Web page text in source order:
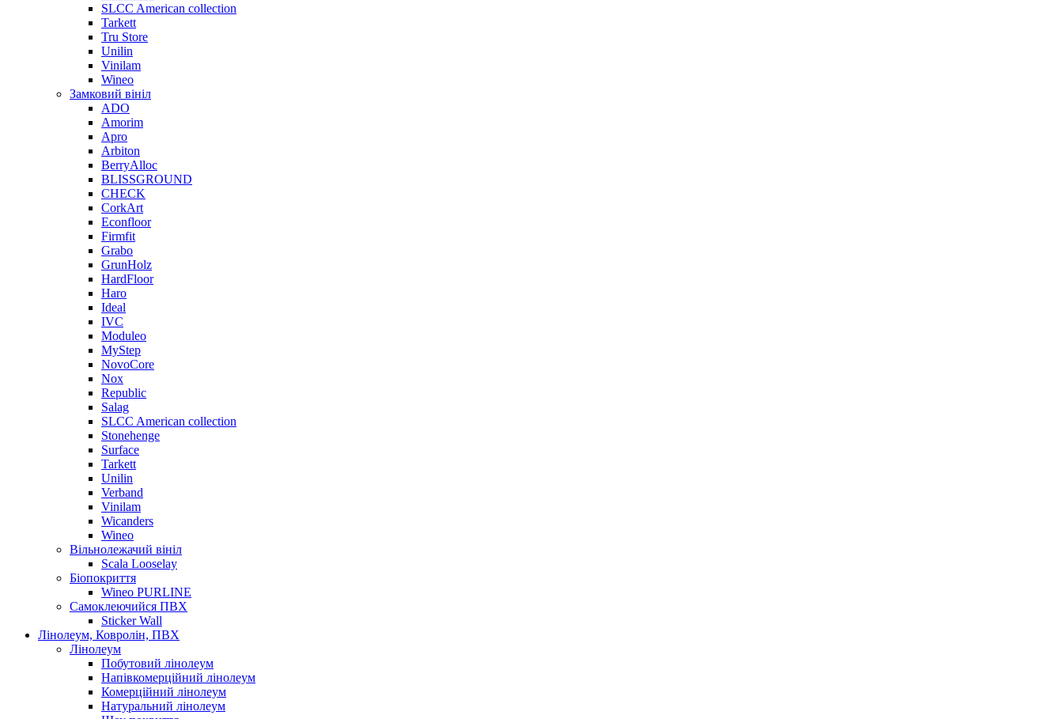
SLCC American collection
Tarkett
Tru Store
Unilin
Vinilam
Wineo
Замковий вініл
ADO
Amorim
Apro
Arbiton
BerryAlloc
BLISSGROUND
CHECK
CorkArt
Econfloor
Firmfit
Grabo
GrunHolz
HardFloor
Haro
Ideal
IVC
Moduleo
MyStep
NovoCore
Nox
Republic
Salag
SLCC American collection
Stonehenge
Surface
Tarkett
Unilin
Verband
Vinilam
Wicanders
Wineo
Вільнолежачий вініл
Scala Looselay
Біопокриття
Wineo PURLINE
Самоклеючийся ПВХ
Sticker Wall
Лінолеум, Ковролін, ПВХ
Лінолеум
Побутовий лінолеум
Напівкомерційний лінолеум
Комерційний лінолеум
Натуральний лінолеум